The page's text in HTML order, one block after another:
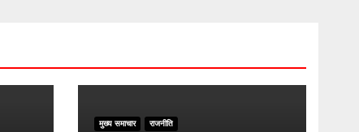
मुख्य समाचार राजनीति